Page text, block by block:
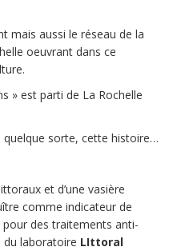
mais aussi le réseau de la
oeuvrant dans ce
» est parti de La Rochelle
quelque sorte, cette histoire…
et d’une vasière
comme indicateur de
des traitements anti-
du laboratoire LIttoral